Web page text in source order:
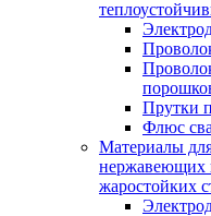
Прутки
Флюс
Материалы
нержавеющих
жаростойких